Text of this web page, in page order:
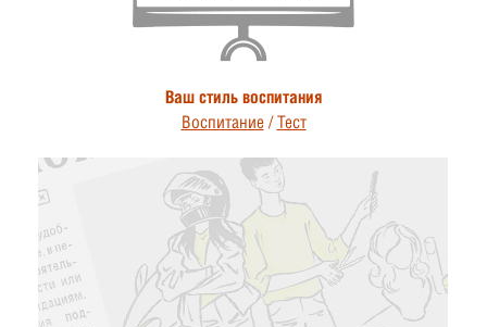
Ваш стиль воспитания
Воспитание/Тест